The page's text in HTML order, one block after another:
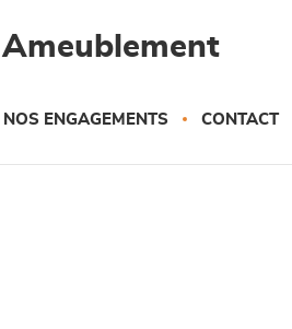
NOS ENGAGEMENTS CONTACT